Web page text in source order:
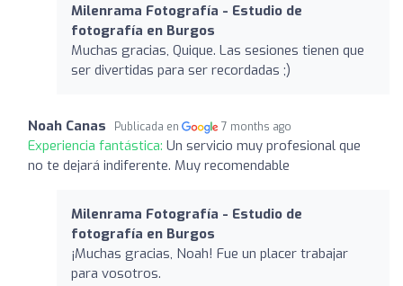
Milenrama Fotografía - Estudio de
fotografía en Burgos
Muchas gracias, Quique. Las sesiones tienen que
ser divertidas para ser recordadas ;)
Noah Canas Publicada en 7 months ago
Experiencia fantástica: Un servicio muy profesional que
no te dejará indiferente. Muy recomendable
Milenrama Fotografía - Estudio de
fotografía en Burgos
¡Muchas gracias, Noah! Fue un placer trabajar
para vosotros.